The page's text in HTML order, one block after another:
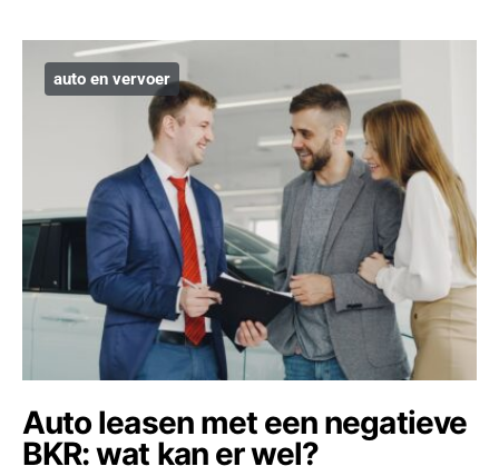
auto en vervoer
Auto leasen met een negatieve
BKR: wat kan er wel?